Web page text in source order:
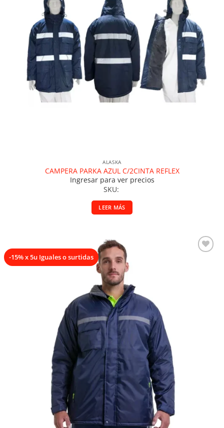
ALASKA
CAMPERA PARKA AZUL C/2CINTA REFLEX
Ingresar para ver precios
SKU:
LEER MÁS
-15% x 5u Iguales o surtidas